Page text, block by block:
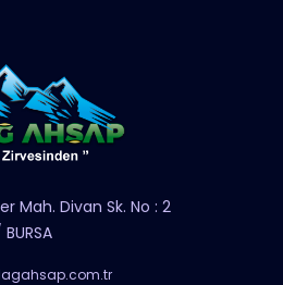
Mah. Divan Sk. No : 2